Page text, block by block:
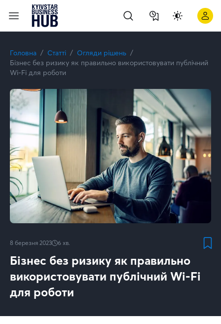
Головна Статті
Огляди рішень
Бізнес без ризику як правильно використовувати публічний
Wi-Fi для роботи
8 березня 2023 6 хв.
Бізнес без ризику як правильно
використовувати публічний Wi-Fi
для роботи
Безпечний публічний wi-fi для роботи ⭐ Поради від